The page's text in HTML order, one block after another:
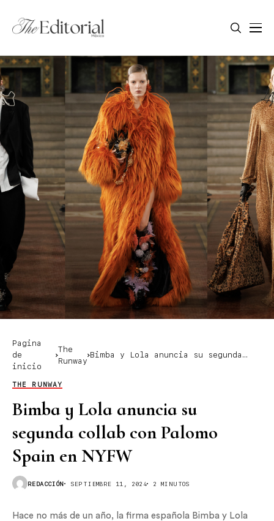
Pagina
de
inicio
The
Runway
Bimba y Lola anuncia su segunda
THE RUNWAY
Bimba y Lola anuncia su
segunda collab con Palomo
Spain en NYFW
REDACCIÓN SEPTIEMBRE 11, 2024 2 MINUTOS
Hace no más de un año, la firma española Bimba y Lola